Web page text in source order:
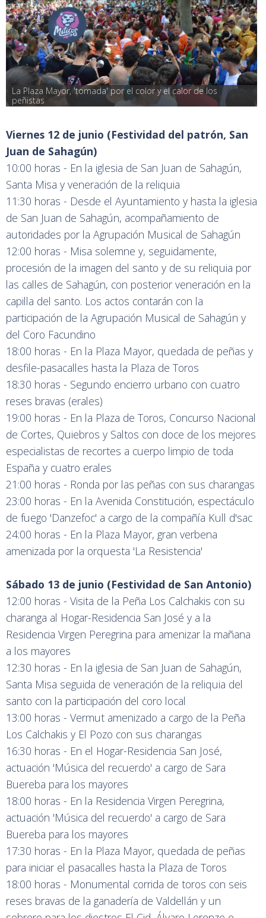
La Plaza Mayor, 'tomada' por el color y el calor de los
peñistas
Viernes 12 de junio (Festividad del patrón, San
Juan de Sahagún)
10:00 horas - En la iglesia de San Juan de Sahagún,
Santa Misa y veneración de la reliquia
11:30 horas - Desde el Ayuntamiento y hasta la iglesia
de San Juan de Sahagún, acompañamiento de
autoridades por la Agrupación Musical de Sahagún
12:00 horas - Misa solemne y, seguidamente,
procesión de la imagen del santo y de su reliquia por
las calles de Sahagún, con posterior veneración en la
capilla del santo. Los actos contarán con la
participación de la Agrupación Musical de Sahagún y
del Coro Facundino
18:00 horas - En la Plaza Mayor, quedada de peñas y
desfile-pasacalles hasta la Plaza de Toros
18:30 horas - Segundo encierro urbano con cuatro
reses bravas (erales)
19:00 horas - En la Plaza de Toros, Concurso Nacional
de Cortes, Quiebros y Saltos con doce de los mejores
especialistas de recortes a cuerpo limpio de toda
España y cuatro erales
21:00 horas - Ronda por las peñas con sus charangas
23:00 horas - En la Avenida Constitución, espectáculo
de fuego 'Danzefoc' a cargo de la compañía Kull d'sac
24:00 horas - En la Plaza Mayor, gran verbena
amenizada por la orquesta 'La Resistencia'
Sábado 13 de junio (Festividad de San Antonio)
12:00 horas - Visita de la Peña Los Calchakis con su
charanga al Hogar-Residencia San José y a la
Residencia Virgen Peregrina para amenizar la mañana
a los mayores
12:30 horas - En la iglesia de San Juan de Sahagún,
Santa Misa seguida de veneración de la reliquia del
santo con la participación del coro local
13:00 horas - Vermut amenizado a cargo de la Peña
Los Calchakis y El Pozo con sus charangas
16:30 horas - En el Hogar-Residencia San José,
actuación 'Música del recuerdo' a cargo de Sara
Buereba para los mayores
18:00 horas - En la Residencia Virgen Peregrina,
actuación 'Música del recuerdo' a cargo de Sara
Buereba para los mayores
17:30 horas - En la Plaza Mayor, quedada de peñas
para iniciar el pasacalles hasta la Plaza de Toros
18:00 horas - Monumental corrida de toros con seis
reses bravas de la ganadería de Valdellán y un